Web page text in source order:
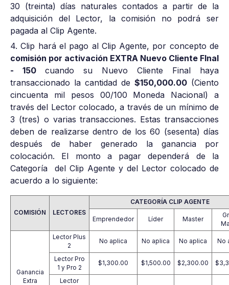
30 (treinta) días naturales contados a partir de la
adquisición del Lector, la comisión no podrá ser
pagada al Clip Agente.
4. Clip hará el pago al Clip Agente, por concepto de
comisión por activación EXTRA Nuevo Cliente FInal
- 150 cuando su Nuevo Cliente Final haya
transaccionado la cantidad de $150,000.00 (Ciento
cincuenta mil pesos 00/100 Moneda Nacional) a
través del Lector colocado, a través de un mínimo de
3 (tres) o varias transacciones. Estas transacciones
deben de realizarse dentro de los 60 (sesenta) días
después de haber generado la ganancia por
colocación. El monto a pagar dependerá de la
Categoría del Clip Agente y del Lector colocado de
acuerdo a lo siguiente:
COMISIÓN LECTORES
CATEGORÍA CLIP AGENTE
Emprendedor Líder Master
Ganancia
Extra
Lector Plus
2
No aplica No aplica No aplica No
Lector Pro
1 y Pro 2
$1,300.00 $1,500.00 $2,300.00
Lector